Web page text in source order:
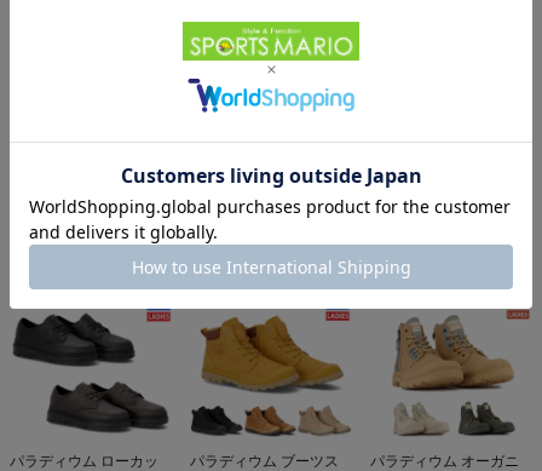
PATAGONIA REFUGIO
DAY PACK 47914
15,950円（税込）
パタゴニア フーディニ・
ジャケット PATAGONIA
MS HOUDINI JKT
13,558円（税込）
同じカテゴリのおすすめ商品
パラディウム ローカッ
パラディウム ブーツス
パラディウム オーガニ